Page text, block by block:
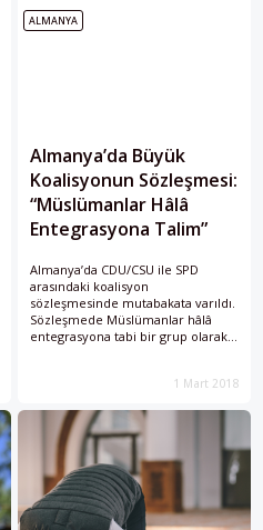
ALMANYA
Almanya’da Büyük
Koalisyonun Sözleşmesi:
“Müslümanlar Hâlâ
Entegrasyona Talim”
Almanya’da CDU/CSU ile SPD
arasındaki koalisyon
sözleşmesinde mutabakata varıldı.
Sözleşmede Müslümanlar hâlâ
entegrasyona tabi bir grup olarak
1 Mart 2018